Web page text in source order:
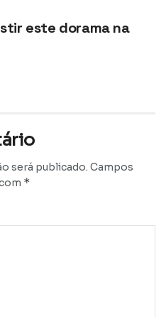
este dorama na
será publicado. Campos
*